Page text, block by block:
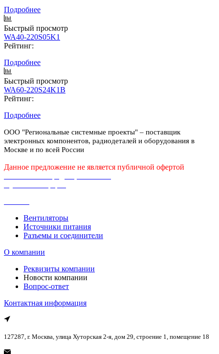
Подробнее
Быстрый просмотр
WA40-220S05K1
Рейтинг:
Подробнее
Быстрый просмотр
WA60-220S24K1B
Рейтинг:
Подробнее
ООО "Региональные системные проекты" – поставщик
электронных компонентов, радиодеталей и оборудования в
Москве и по всей России
Данное предложение не является публичной офертой
Вентиляторы
Источники питания
Разъемы и соединители
О компании
Реквизиты компании
Новости компании
Вопрос-ответ
Контактная информация
127287, г. Москва, улица Хуторская 2-я, дом 29, строение 1, помещение 18